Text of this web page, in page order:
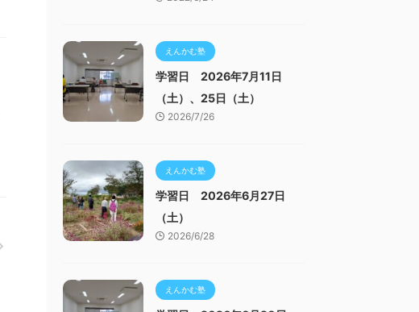
えんかむ塾
学習日 2026年7月11日
（土）、25日（土）
2026/7/26
えんかむ塾
学習日 2026年6月27日
（土）
2026/6/28
えんかむ塾